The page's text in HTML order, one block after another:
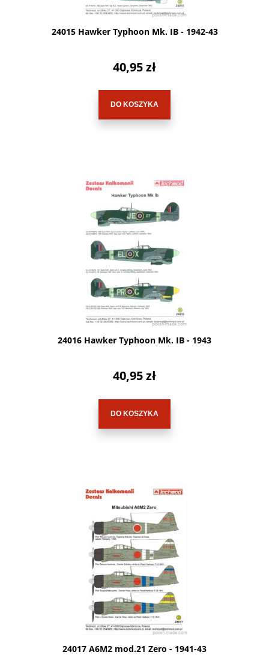
24015 Hawker Typhoon Mk. IB - 1942-43
40,95 zł
DO KOSZYKA
24016 Hawker Typhoon Mk. IB - 1943
40,95 zł
DO KOSZYKA
24017 A6M2 mod.21 Zero - 1941-43